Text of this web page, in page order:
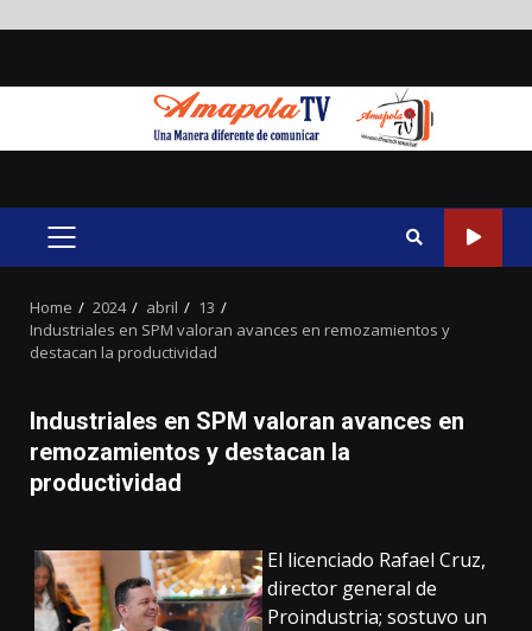
PRIMARY
Home 2024 abril
13
Industriales en SPM valoran avances en remozamientos y
destacan la productividad
Industriales en SPM valoran avances en
remozamientos y destacan la
productividad
El licenciado Rafael Cruz,
director general de
Proindustria; sostuvo un